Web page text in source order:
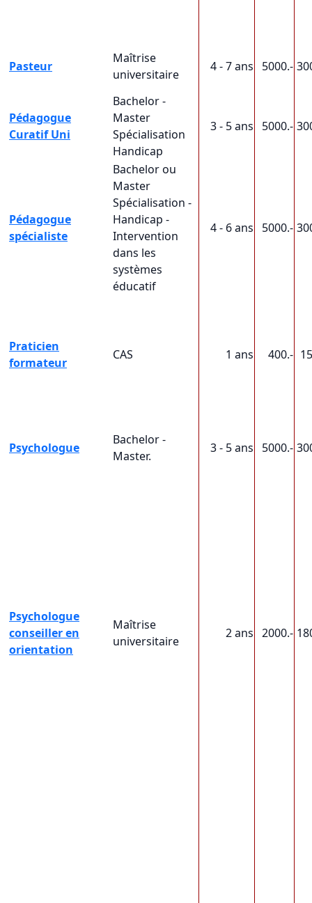
Pasteur
Maîtrise
universitaire
4 - 7 ans 5000.-
Pédagogue
Curatif Uni
Bachelor -
Master
Spécialisation
Handicap
3 - 5 ans 5000.-
Pédagogue
spécialiste
Bachelor ou
Master
Spécialisation -
Handicap -
Intervention
dans les
systèmes
éducatif
4 - 6 ans 5000.-
Praticien
formateur
CAS 1 ans 400.- 15
Psychologue
Bachelor -
Master.
3 - 5 ans 5000.-
Psychologue
conseiller en
orientation
Maîtrise
universitaire
2 ans 2000.-